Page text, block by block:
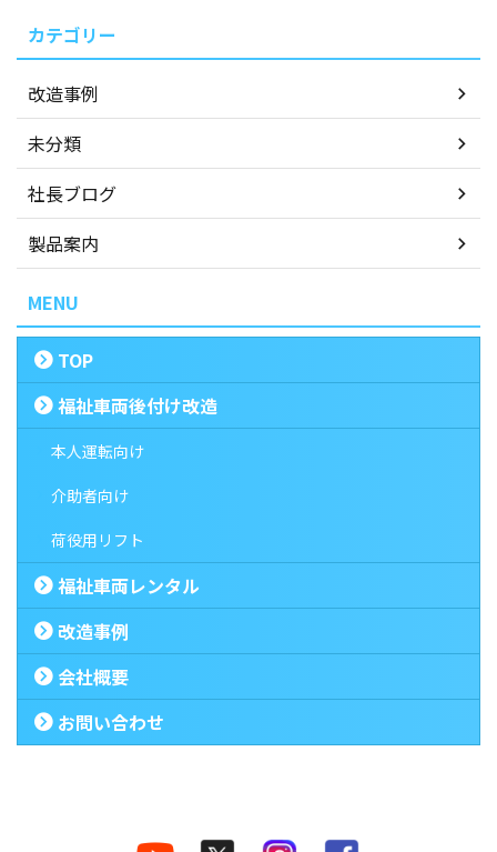
カテゴリー
改造事例
未分類
社長ブログ
製品案内
MENU
TOP
福祉車両後付け改造
本人運転向け
介助者向け
荷役用リフト
福祉車両レンタル
改造事例
会社概要
お問い合わせ